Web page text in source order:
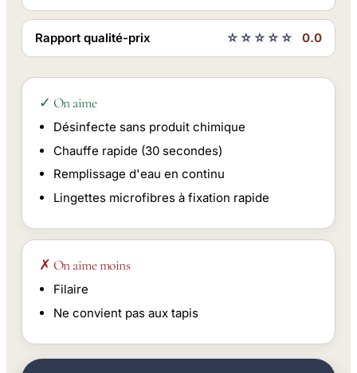
Rapport qualité-prix ☆☆☆☆☆ 0.0
✓ On aime
Désinfecte sans produit chimique
Chauffe rapide (30 secondes)
Remplissage d'eau en continu
Lingettes microfibres à fixation rapide
✗ On aime moins
Filaire
Ne convient pas aux tapis